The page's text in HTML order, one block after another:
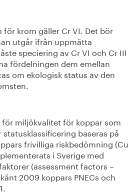
krom gäller Cr VI. Det bör
utgår ifrån uppmätta
speciering av Cr VI och Cr III
fördelningen dem emellan
om ekologisk status av den
miljökvalitet för koppar som
baseras på
frivilliga riskbedömning (Cu
i Sverige med
(assessment factors –
2009 koppars PNECs och